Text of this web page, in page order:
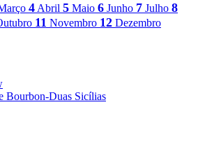
4Abril 5 Maio 6 Junho 7 Julho 8
11 Novembro 12 Dezembro
Bourbon-Duas Sicílias